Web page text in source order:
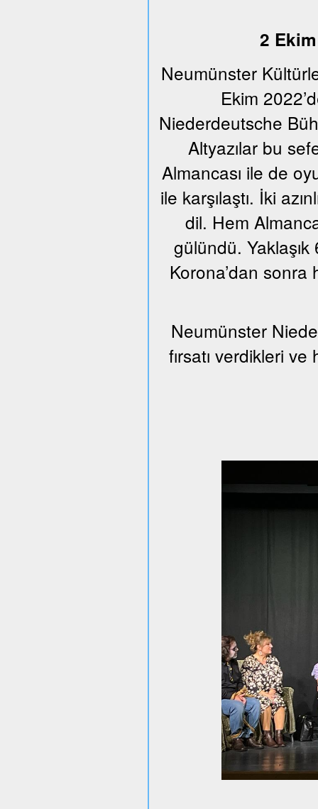
2
Neumünster
Ekim
Niederdeutsche
Altyazılar bu
Almancası ile de
ile karşılaştı. İki
dil. Hem
gülündü. Yaklaşık
Korona’dan
Neumünster
fırsatı verdikleri